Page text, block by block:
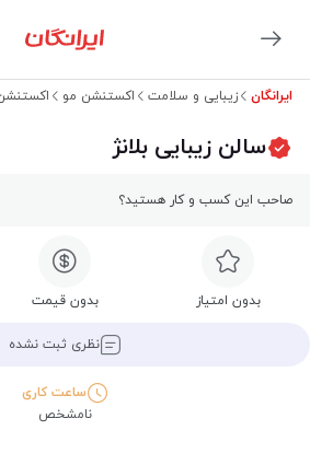
ایرانگان زیبایی و سلامت اکستنشن مو
سالن زیبایی بلانژ
صاحب این کسب و کار هستید؟
بدون امتیاز بدون قیمت
نظری ثبت نشده
ساعت کاری
نامشخص